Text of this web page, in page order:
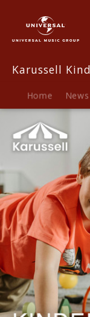
Kinderlieder-
Spielen
Karussell
Home News